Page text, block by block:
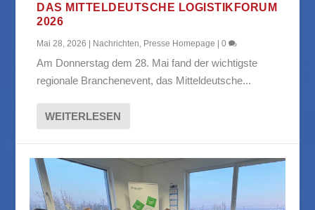
DAS MITTELDEUTSCHE LOGISTIKFORUM
2026
Mai 28, 2026 | Nachrichten Presse Homepage |0
Am Donnerstag dem 28. Mai fand der wichtigste
regionale Branchenevent, das Mitteldeutsche...
WEITERLESEN